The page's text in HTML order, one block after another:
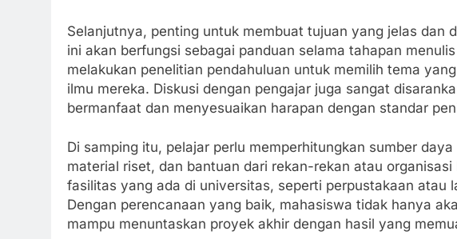
Selanjutnya, penting untuk membuat tujuan yang jelas dan
ini akan berfungsi sebagai panduan selama tahapan
melakukan penelitian pendahuluan untuk memilih tema
ilmu mereka. Diskusi dengan pengajar juga sangat
bermanfaat dan menyesuaikan harapan dengan standar
Di samping itu, pelajar perlu memperhitungkan sumber
material riset, dan bantuan dari rekan-rekan atau
fasilitas yang ada di universitas, seperti perpustakaan atau
Dengan perencanaan yang baik, mahasiswa tidak hanya
mampu menuntaskan proyek akhir dengan hasil yang